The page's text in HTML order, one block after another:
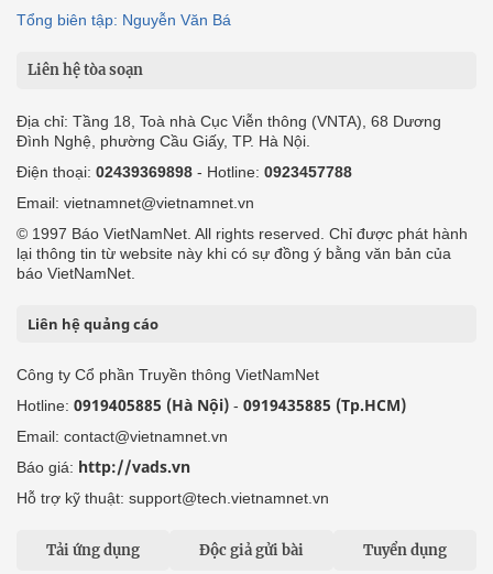
Tổng biên tập: Nguyễn Văn Bá
Liên hệ tòa soạn
Địa chỉ: Tầng 18, Toà nhà Cục Viễn thông (VNTA), 68 Dương
Đình Nghệ, phường Cầu Giấy, TP. Hà Nội.
Điện thoại: 02439369898 - Hotline: 0923457788
Email: vietnamnet@vietnamnet.vn
© 1997 Báo VietNamNet. All rights reserved. Chỉ được phát hành
lại thông tin từ website này khi có sự đồng ý bằng văn bản của
báo VietNamNet.
Liên hệ quảng cáo
Công ty Cổ phần Truyền thông VietNamNet
Hotline: 0919405885 (Hà Nội) - 0919435885 (Tp.HCM)
Email: contact@vietnamnet.vn
Báo giá: http://vads.vn
Hỗ trợ kỹ thuật: support@tech.vietnamnet.vn
Tải ứng dụng Độc giả gửi bài Tuyển dụng